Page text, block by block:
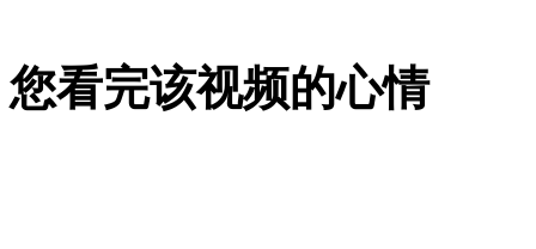
实录：伦敦奥运闭幕式焰火
您看完该视频的心情